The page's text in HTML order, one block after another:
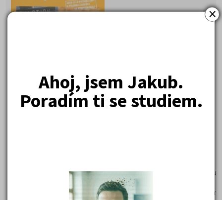
×
Ahoj, jsem Jakub.
Poradím ti se studiem.
Přehled středoškolského zeměpisu vhodný k přípravě k
zkoušce nebo k přijímacím zkouškám na vš.
Komplexní obsah je doplněný tabulkami, souhrny a testovými